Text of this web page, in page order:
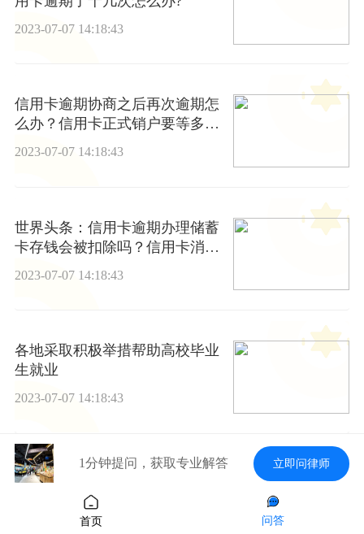
2023-07-07 14:18:43
信用卡逾期协商之后再次逾期怎
么办？信用卡正式销户要等多
久？ 全球微速讯
2023-07-07 14:18:43
世界头条：信用卡逾期办理储蓄
卡存钱会被扣除吗？信用卡消费
2023-07-07 14:18:43
各地采取积极举措帮助高校毕业
生就业
2023-07-07 14:18:43
【环球快播报】信用卡逾期是违
法行为吗？信用卡不用了不注销
会影响征信吗？
2023-07-07 14:18:43
1分钟提问，获取专业解答 立即问律师
首页 问答